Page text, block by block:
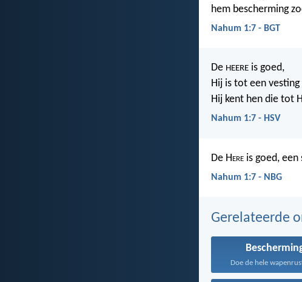
hem bescherming
Nahum 1:7 - BGT
De HEERE is goed,
Hij is tot een
Hij kent hen die tot
Nahum 1:7 - HSV
De Here is goed,
Nahum 1:7 - NBG
Gerelateerde
Doe de hele